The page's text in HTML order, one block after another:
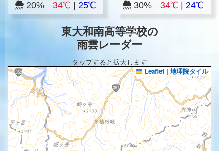
20% 34℃ 25℃ 30%34℃ |24℃
東大和南高等学校の
雨雲レーダー
タップすると拡大します
Leaflet | 地理院タイル